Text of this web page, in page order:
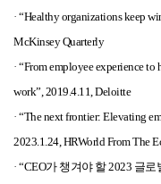
· “Healthy organizations keep
McKinsey Quarterly
· “From employee experience
work”, 2019.4.11, ​Deloitte
· “The next frontier: Elevating
2023.1.24, HRWorld From The
· “CEO가 챙겨야 할 2023 글로